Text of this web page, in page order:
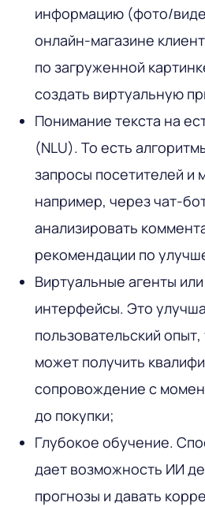
информацию (фото/
онлайн-магазине
по загруженной
создать виртуальную
Понимание текста на
(NLU). То есть
запросы посетителей и
например, через чат-
анализировать
рекомендации по
Виртуальные агенты
интерфейсы. Это
пользовательский опыт,
может получить
сопровождение с
до покупки;
Глубокое обучение.
дает возможность ИИ
прогнозы и давать